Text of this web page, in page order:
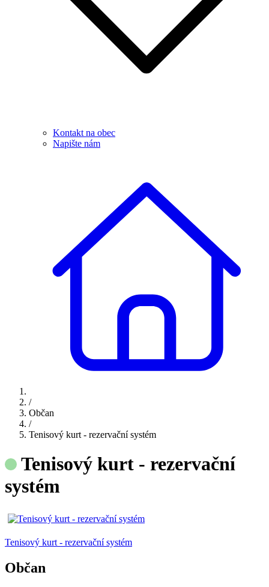
Kontakt na obec
Napište nám
/
Občan
/
Tenisový kurt - rezervační systém
Tenisový kurt - rezervační
systém
Tenisový kurt - rezervační systém
Občan